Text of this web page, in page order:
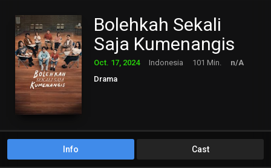
Bolehkah Sekali
Saja Kumenangis
Oct. 17, 2024 Indonesia 101 Min.
n/A
Drama
Info Cast